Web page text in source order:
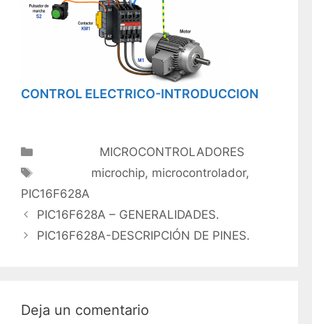
CONTROL ELECTRICO-INTRODUCCION
CategoríasMICROCONTROLADORES
Etiquetasmicrochip, microcontrolador,
PIC16F628A
PIC16F628A – GENERALIDADES.
PIC16F628A-DESCRIPCIÓN DE PINES.
Deja un comentario